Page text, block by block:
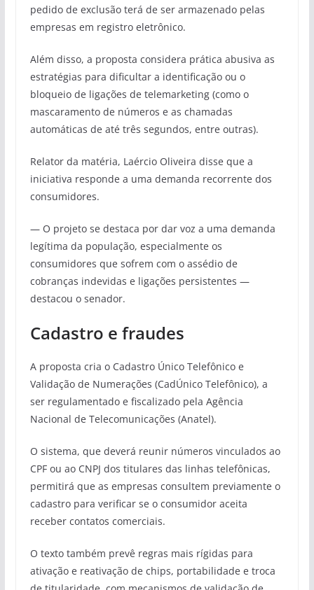
pedido de exclusão terá de ser armazenado pelas
empresas em registro eletrônico.
Além disso, a proposta considera prática abusiva as
estratégias para dificultar a identificação ou o
bloqueio de ligações de telemarketing (como o
mascaramento de números e as chamadas
automáticas de até três segundos, entre outras).
Relator da matéria, Laércio Oliveira disse que a
iniciativa responde a uma demanda recorrente dos
consumidores.
— O projeto se destaca por dar voz a uma demanda
legítima da população, especialmente os
consumidores que sofrem com o assédio de
cobranças indevidas e ligações persistentes —
destacou o senador.
Cadastro e fraudes
A proposta cria o Cadastro Único Telefônico e
Validação de Numerações (CadÚnico Telefônico), a
ser regulamentado e fiscalizado pela Agência
Nacional de Telecomunicações (Anatel).
O sistema, que deverá reunir números vinculados ao
CPF ou ao CNPJ dos titulares das linhas telefônicas,
permitirá que as empresas consultem previamente o
cadastro para verificar se o consumidor aceita
receber contatos comerciais.
O texto também prevê regras mais rígidas para
ativação e reativação de chips, portabilidade e troca